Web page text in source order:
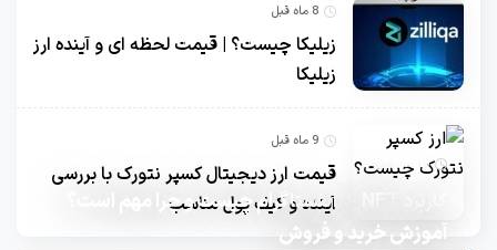
8 ماه قبل
زیلیکا چیست؟ | قیمت لحظه ای و آینده ارز
زیلیکا
9 ماه قبل
قیمت ارز دیجیتال کسپر نتورک با بررسی
آینده و کیف پول مناسب
10 ماه قبل
کاربرد NFT در اینستاگرام چیست و چرا مهم است؟
آموزش خرید و فروش